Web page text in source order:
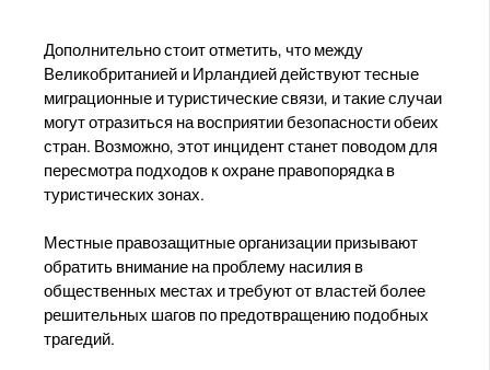
Дополнительно стоит отметить, что между
Великобританией и Ирландией действуют тесные
миграционные и туристические связи, и такие случаи
могут отразиться на восприятии безопасности обеих
стран. Возможно, этот инцидент станет поводом для
пересмотра подходов к охране правопорядка в
туристических зонах.
Местные правозащитные организации призывают
обратить внимание на проблему насилия в
общественных местах и требуют от властей более
решительных шагов по предотвращению подобных
трагедий.